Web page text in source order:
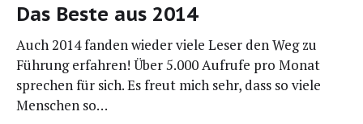
Das Beste aus 2014
Auch 2014 fan­den wie­der vie­le Leser den Weg zu
Füh­rung erfah­ren! Über 5.000 Auf­ru­fe pro Monat
spre­chen für sich. Es freut mich sehr, dass so vie­le
Men­schen so…